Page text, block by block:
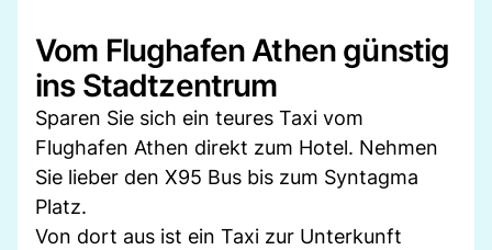
Vom Flughafen Athen günstig
ins Stadtzentrum
Sparen Sie sich ein teures Taxi vom
Flughafen Athen direkt zum Hotel. Nehmen
Sie lieber den X95 Bus bis zum Syntagma
Platz.
Von dort aus ist ein Taxi zur Unterkunft